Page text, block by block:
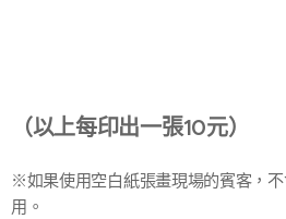
（以上每印出一張10元）
※如果使用空白紙張畫現場的賓客，
用。